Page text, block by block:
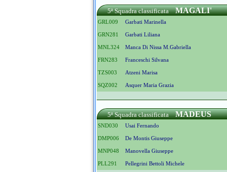
5ª Squadra classificata MAGALI'
GRL009 Garbati Marinella
GRN281 Garbati Liliana
MNL324 Manca Di Nissa M.gabriella
FRN283 Franceschi Silvana
TZS003 Atzeni Marisa
SQZ002 Asquer Maria Grazia
5ª Squadra classificata MADEUS
SND030 Usai Fernando
DMP006 De Montis Giuseppe
MNP048 Manovella Giuseppe
PLL291 Pellegrini Bettoli Michele